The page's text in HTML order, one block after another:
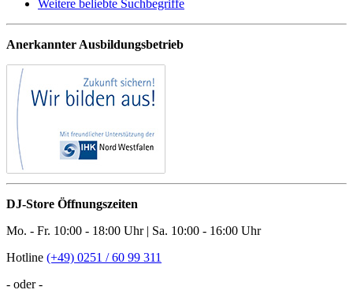
Weitere beliebte Suchbegriffe
Anerkannter Ausbildungsbetrieb
DJ-Store Öffnungszeiten
Mo. - Fr. 10:00 - 18:00 Uhr | Sa. 10:00 - 16:00 Uhr
Hotline (+49) 0251 / 60 99 311
- oder -